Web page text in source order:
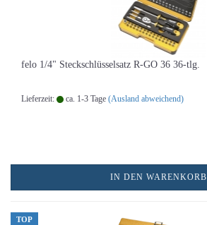
felo 1/4" Steckschlüsselsatz R-GO 36 36-tlg.
Lieferzeit: ca. 1-3 Tage (Ausland abweichend)
IN DEN WARENKORB
TOP